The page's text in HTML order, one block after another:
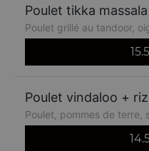
Poulet tikka
Poulet grillé au tandoor,
Poulet vindaloo + riz
Poulet, pommes de terre,